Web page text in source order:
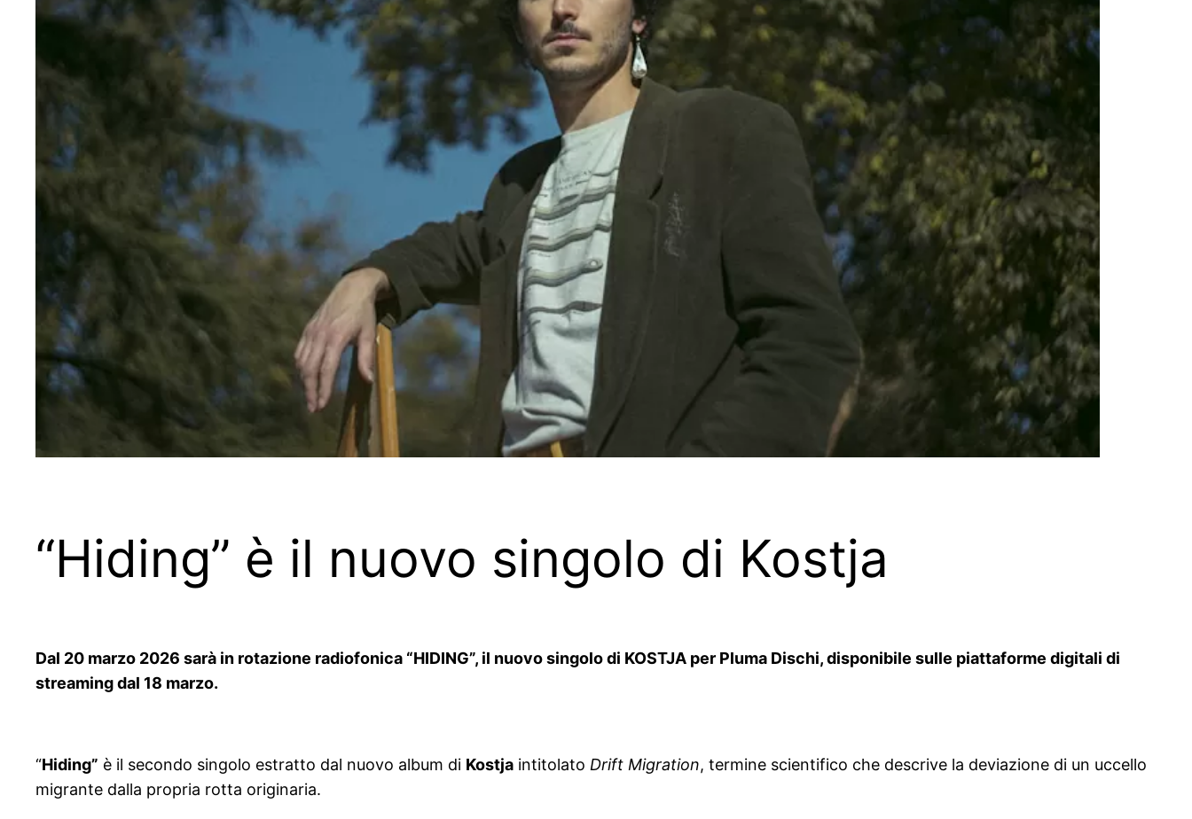
“Hiding” è il nuovo singolo di Kostja
Dal 20 marzo 2026 sarà in rotazione radiofonica “HIDING”, il nuovo singolo di KOSTJA per Pluma Dischi, disponibile sulle piattaforme digitali di
streaming dal 18 marzo.
“Hiding” è il secondo singolo estratto dal nuovo album di Kostja intitolato Drift Migration, termine scientifico che descrive la deviazione di un uccello
migrante dalla propria rotta originaria.